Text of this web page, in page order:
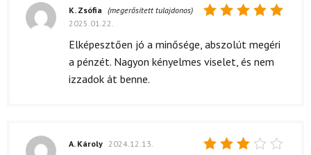
5/ 5
K. Zsófia (megerősített tulajdonos)
2025.01.22.
Elképesztően jó a minősége, abszolút megéri
a pénzét. Nagyon kényelmes viselet, és nem
izzadok át benne.
A. Károly 2024.12.13.